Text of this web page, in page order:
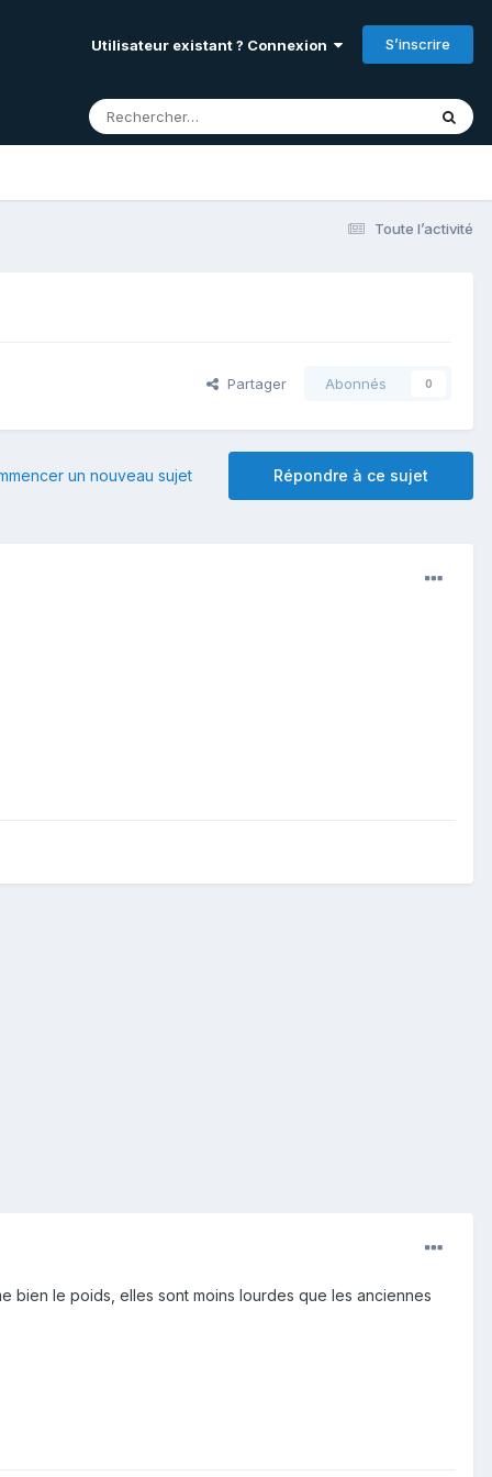
Utilisateur existant ? Connexion S’inscrire
Toute l’activité
Partager Abonnés 0
Répondre à ce sujet
un nouveau sujet
bien le poids, elles sont moins lourdes que les anciennes